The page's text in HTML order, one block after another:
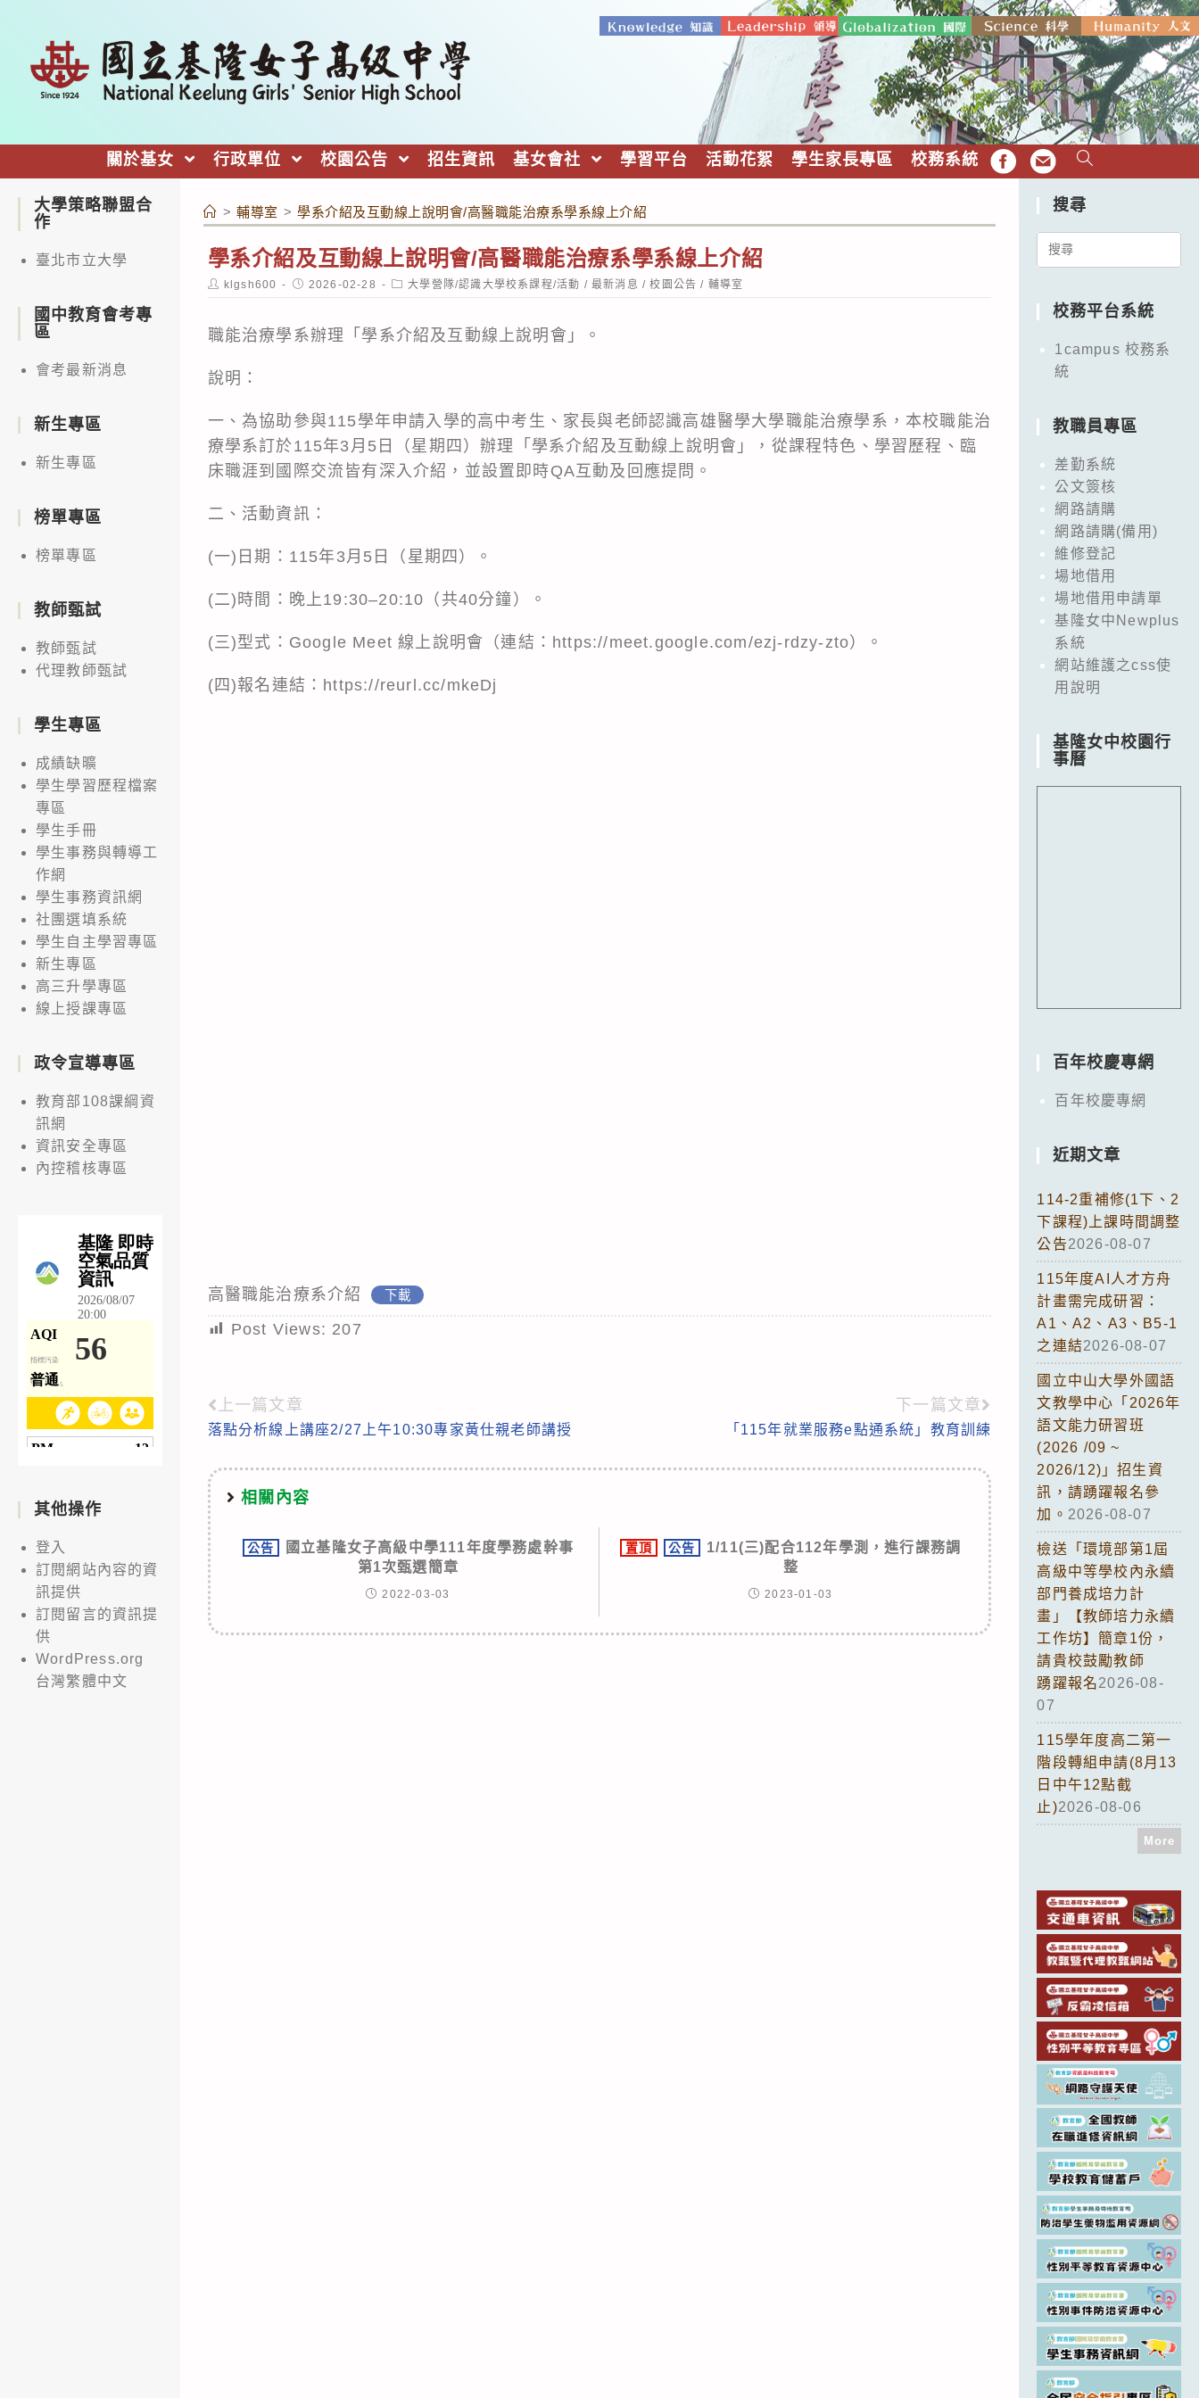
關於基女 行政單位 校園公告 招生資訊 基女會社 學習平台 活動花絮 學生家長專區 校務系統 FB EMAIL
> 輔導室 > 學系介紹及互動線上說明會/高醫職能治療系學系線上介紹
學系介紹及互動線上說明會/高醫職能治療系學系線上介紹
Post
author:
klgsh600
Post
published:
2026-02-28
Post
category:
大學營隊/認識大學校系課程/活動 / 最新消息 / 校園公告 / 輔導室
職能治療學系辦理「學系介紹及互動線上說明會」。
說明：
一、為協助參與115學年申請入學的高中考生、家長與老師認識高雄醫學大學職能治療學系，本校職能治
療學系訂於115年3月5日（星期四）辦理「學系介紹及互動線上說明會」，從課程特色、學習歷程、臨
床職涯到國際交流皆有深入介紹，並設置即時QA互動及回應提問。
二、活動資訊：
(一)日期：115年3月5日（星期四）。
(二)時間：晚上19:30–20:10（共40分鐘）。
(三)型式：Google Meet 線上說明會（連結：https://meet.google.com/ezj-rdzy-zto）。
(四)報名連結：https://reurl.cc/mkeDj
高醫職能治療系介紹 下載
Post Views: 207
Read
more
articles
上一篇文章
落點分析線上講座2/27上午10:30專家黃仕親老師講授
下一篇文章
「115年就業服務e點通系統」教育訓練
相關內容
公告
國立基隆女子高級中學111年度學務處幹事
第1次甄選簡章
2022-03-03
置頂 公告
1/11(三)配合112年學測，進行課務調
整
2023-01-03
大學策略聯盟合
作
臺北市立大學
國中教育會考專
區
會考最新消息
新生專區
新生專區
榜單專區
榜單專區
教師甄試
教師甄試
代理教師甄試
學生專區
成績缺曠
學生學習歷程檔案
專區
學生手冊
學生事務與轉導工
作網
學生事務資訊網
社團選填系統
學生自主學習專區
新生專區
高三升學專區
線上授課專區
政令宣導專區
教育部108課綱資
訊網
資訊安全專區
內控稽核專區
其他操作
登入
訂閱網站內容的資
訊提供
訂閱留言的資訊提
供
WordPress.org
台灣繁體中文
搜尋
Search
校務平台系統
1campus 校務系
統
教職員專區
差勤系統
公文簽核
網路請購
網路請購(備用)
維修登記
場地借用
場地借用申請單
基隆女中Newplus
系統
網站維護之css使
用說明
基隆女中校園行
事曆
百年校慶專網
百年校慶專網
近期文章
114-2重補修(1下、2
下課程)上課時間調整
公告2026-08-07
115年度AI人才方舟
計畫需完成研習：
A1、A2、A3、B5-1
之連結2026-08-07
國立中山大學外國語
文教學中心「2026年
語文能力研習班
(2026 /09 ~
2026/12)」招生資
訊，請踴躍報名參
加。 2026-08-07
檢送「環境部第1屆
高級中等學校內永續
部門養成培力計
畫」【教師培力永續
工作坊】簡章1份，
請貴校鼓勵教師
踴躍報名2026-08-
07
115學年度高二第一
階段轉組申請(8月13
日中午12點截
止)2026-08-06
More